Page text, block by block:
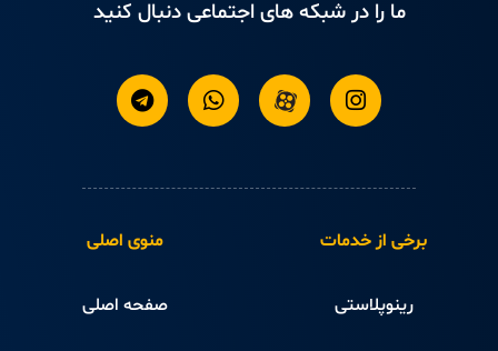
منوی اصلی
صفحه اصلی
برخی از خدمات
رینوپلاستی
ما را در شبکه های اجتماعی دنبال کنید